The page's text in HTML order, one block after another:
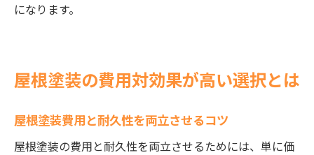
になります。
屋根塗装の費用対効果が高い選択とは
屋根塗装費用と耐久性を両立させるコツ
屋根塗装の費用と耐久性を両立させるためには、単に価